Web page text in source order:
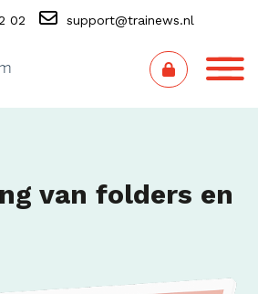
02 support@trainews.nl
van folders en